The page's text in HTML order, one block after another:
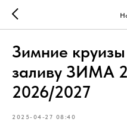
Зимние
заливу ЗИМА
2026/2027
2025-04-27 08:40